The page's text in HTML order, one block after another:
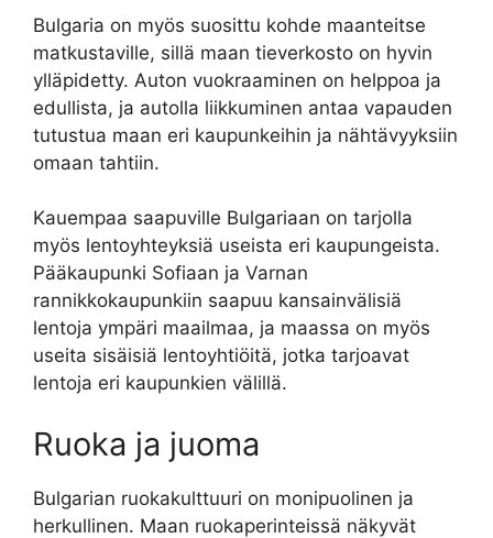
Bulgaria on myös suosittu kohde maanteitse
matkustaville, sillä maan tieverkosto on hyvin
ylläpidetty. Auton vuokraaminen on helppoa ja
edullista, ja autolla liikkuminen antaa vapauden
tutustua maan eri kaupunkeihin ja nähtävyyksiin
omaan tahtiin.
Kauempaa saapuville Bulgariaan on tarjolla
myös lentoyhteyksiä useista eri kaupungeista.
Pääkaupunki Sofiaan ja Varnan
rannikkokaupunkiin saapuu kansainvälisiä
lentoja ympäri maailmaa, ja maassa on myös
useita sisäisiä lentoyhtiöitä, jotka tarjoavat
lentoja eri kaupunkien välillä.
Ruoka ja juoma
Bulgarian ruokakulttuuri on monipuolinen ja
herkullinen. Maan ruokaperinteissä näkyvät